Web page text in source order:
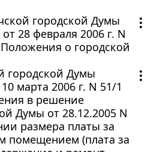
городской Думы
28 февраля 2006 г. N
о городской
городской Думы
марта 2006 г. N 51/1
в решение
Думы от 28.12.2005 N
размера платы за
помещением (плата за